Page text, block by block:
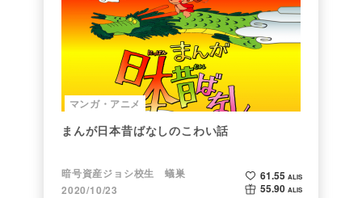
マンガ・アニメ
まんが日本昔ばなしのこわい話
暗号資産ジョシ校生 蟻巣
2020/10/23
61.55 ALIS
55.90 ALIS